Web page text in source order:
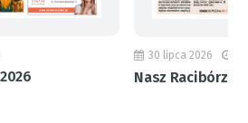
30 lipca 2026
Nasz Racibórz